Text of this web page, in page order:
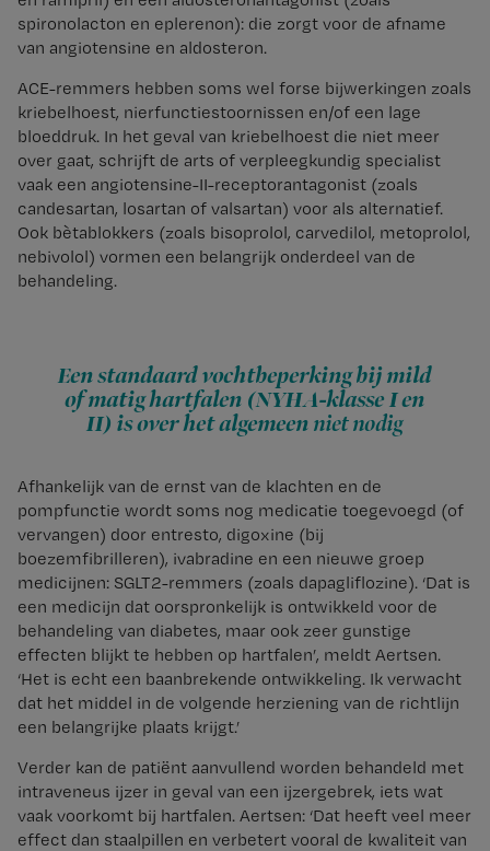
spironolacton en eplerenon): die zorgt voor de afname
van angiotensine en aldosteron.
ACE-remmers hebben soms wel forse bijwerkingen zoals
kriebelhoest, nierfunctiestoornissen en/of een lage
bloeddruk. In het geval van kriebelhoest die niet meer
over gaat, schrijft de arts of verpleegkundig specialist
vaak een angiotensine-II-receptorantagonist (zoals
candesartan, losartan of valsartan) voor als alternatief.
Ook bètablokkers (zoals bisoprolol, carvedilol, metoprolol,
nebivolol) vormen een belangrijk onderdeel van de
behandeling.
Een standaard vochtbeperking bij mild
of matig hartfalen (NYHA-klasse I en
II) is over het algemeen niet nodig
Afhankelijk van de ernst van de klachten en de
pompfunctie wordt soms nog medicatie toegevoegd (of
vervangen) door entresto, digoxine (bij
boezemfibrilleren), ivabradine en een nieuwe groep
medicijnen: SGLT2-remmers (zoals dapagliflozine). ‘Dat is
een medicijn dat oorspronkelijk is ontwikkeld voor de
behandeling van diabetes, maar ook zeer gunstige
effecten blijkt te hebben op hartfalen’, meldt Aertsen.
‘Het is echt een baanbrekende ontwikkeling. Ik verwacht
dat het middel in de volgende herziening van de richtlijn
een belangrijke plaats krijgt.’
Verder kan de patiënt aanvullend worden behandeld met
intraveneus ijzer in geval van een ijzergebrek, iets wat
vaak voorkomt bij hartfalen. Aertsen: ‘Dat heeft veel meer
effect dan staalpillen en verbetert vooral de kwaliteit van